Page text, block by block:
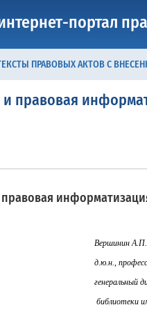
портал
ПРАВОВЫХ АКТОВ С
правовая
Вершинин А.П.
д.ю.н.,
генеральный
библиотеки